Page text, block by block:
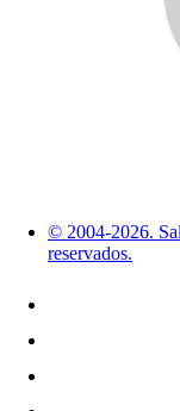
© 2004-2026.
reservados.